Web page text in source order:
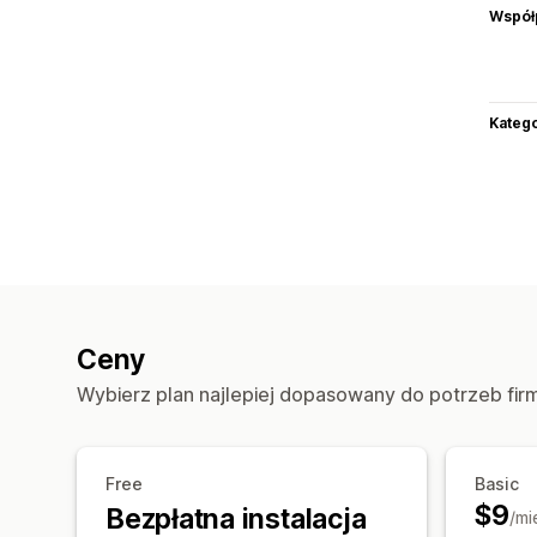
Ceny
Wybierz plan najlepiej dopasowany do potrzeb
Free
Bezpłatna instalacja
Basic
$9/